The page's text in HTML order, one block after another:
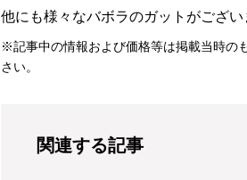
他にも様々なバボラのガットがござ
※記事中の情報および価格等は掲載当時の
さい。
関連する記事